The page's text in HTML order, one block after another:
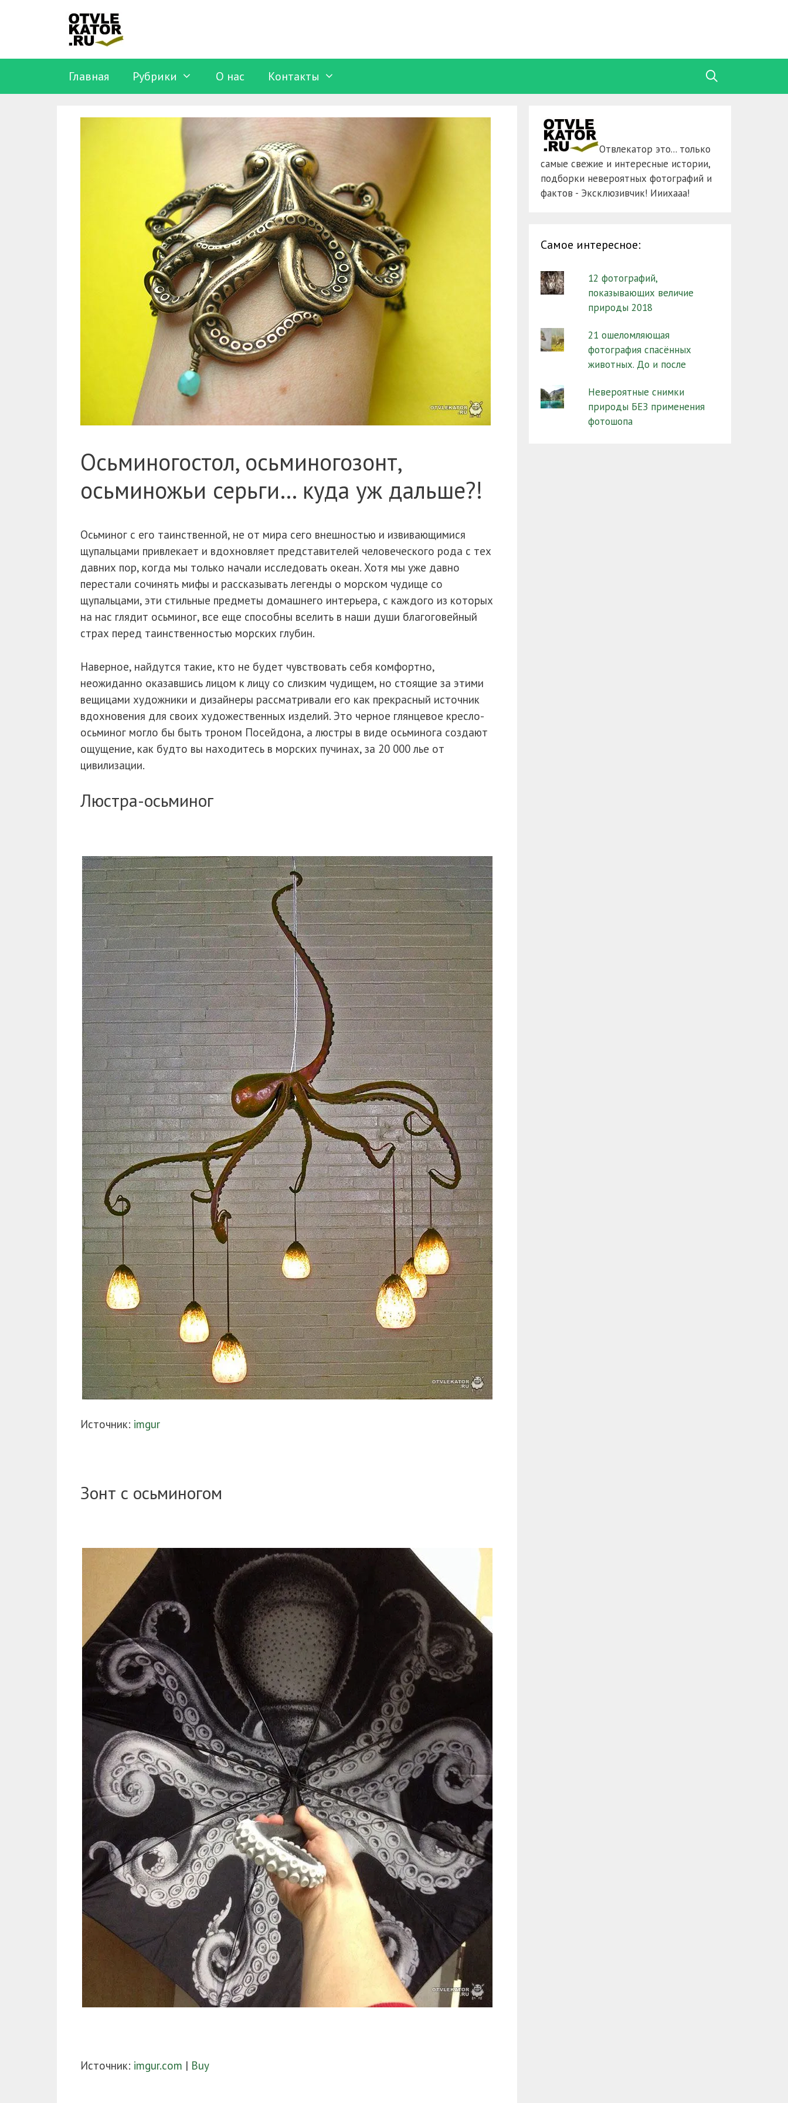
Главная Рубрики O нас Контакты
Осьминогостол, осьминогозонт,
осьминожьи серьги… куда уж дальше?!
Осьминог с его таинственной, не от мира сего внешностью и извивающимися
щупальцами привлекает и вдохновляет представителей человеческого рода с тех
давних пор, когда мы только начали исследовать океан. Хотя мы уже давно
перестали сочинять мифы и рассказывать легенды о морском чудище со
щупальцами, эти стильные предметы домашнего интерьера, с каждого из которых
на нас глядит осьминог, все еще способны вселить в наши души благоговейный
страх перед таинственностью морских глубин.
Наверное, найдутся такие, кто не будет чувствовать себя комфортно,
неожиданно оказавшись лицом к лицу со слизким чудищем, но стоящие за этими
вещицами художники и дизайнеры рассматривали его как прекрасный источник
вдохновения для своих художественных изделий. Это черное глянцевое кресло-
осьминог могло бы быть троном Посейдона, а люстры в виде осьминога создают
ощущение, как будто вы находитесь в морских пучинах, за 20 000 лье от
цивилизации.
Люстра-осьминог
Источник: imgur
Зонт с осьминогом
Источник: imgur.com | Buy
Отвлекатор это... только
самые свежие и интересные истории,
подборки невероятных фотографий и
фактов - Эксклюзивчик! Ииихааа!
Самое интересное:
12 фотографий,
показывающих величие
природы 2018
21 ошеломляющая
фотография спасённых
животных. До и после
Невероятные снимки
природы БЕЗ применения
фотошопа